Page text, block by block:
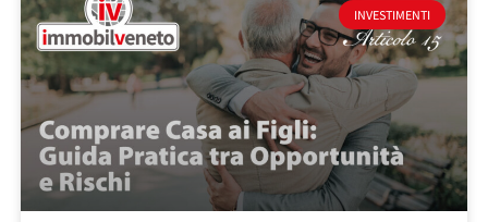
INVESTIMENTI